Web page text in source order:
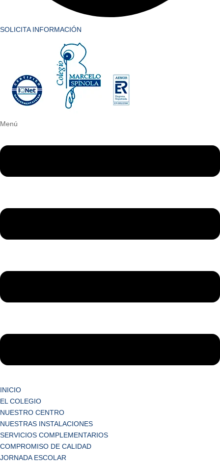
SOLICITA INFORMACIÓN
Menú
INICIO
EL COLEGIO
NUESTRO CENTRO
NUESTRAS INSTALACIONES
SERVICIOS COMPLEMENTARIOS
COMPROMISO DE CALIDAD
JORNADA ESCOLAR